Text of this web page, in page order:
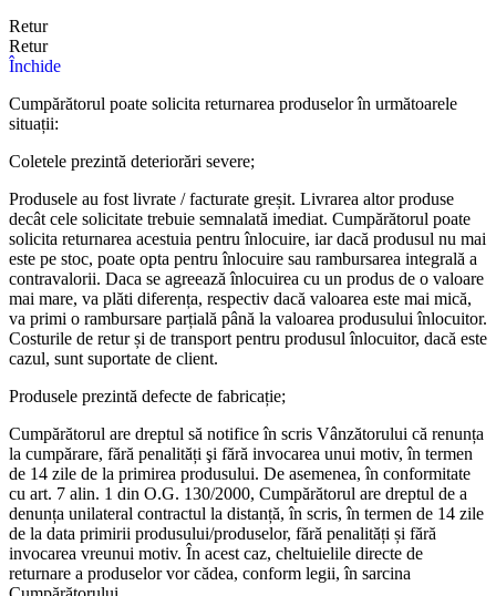
Retur
Retur
Închide
Cumpărătorul poate solicita returnarea produselor în următoarele
situații:
Coletele prezintă deteriorări severe;
Produsele au fost livrate / facturate greșit. Livrarea altor produse
decât cele solicitate trebuie semnalată imediat. Cumpărătorul poate
solicita returnarea acestuia pentru înlocuire, iar dacă produsul nu mai
este pe stoc, poate opta pentru înlocuire sau rambursarea integrală a
contravalorii. Daca se agreează înlocuirea cu un produs de o valoare
mai mare, va plăti diferența, respectiv dacă valoarea este mai mică,
va primi o rambursare parțială până la valoarea produsului înlocuitor.
Costurile de retur și de transport pentru produsul înlocuitor, dacă este
cazul, sunt suportate de client.
Produsele prezintă defecte de fabricație;
Cumpărătorul are dreptul să notifice în scris Vânzătorului că renunța
la cumpărare, fără penalități şi fără invocarea unui motiv, în termen
de 14 zile de la primirea produsului. De asemenea, în conformitate
cu art. 7 alin. 1 din O.G. 130/2000, Cumpărătorul are dreptul de a
denunța unilateral contractul la distanță, în scris, în termen de 14 zile
de la data primirii produsului/produselor, fără penalități și fără
invocarea vreunui motiv. În acest caz, cheltuielile directe de
returnare a produselor vor cădea, conform legii, în sarcina